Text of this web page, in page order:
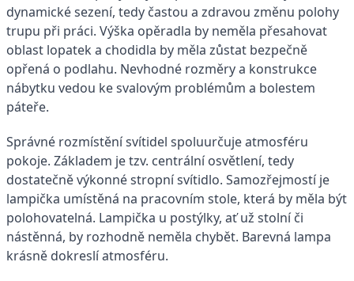
dynamické sezení, tedy častou a zdravou změnu polohy
trupu při práci. Výška opěradla by neměla přesahovat
oblast lopatek a chodidla by měla zůstat bezpečně
opřená o podlahu. Nevhodné rozměry a konstrukce
nábytku vedou ke svalovým problémům a bolestem
páteře.
Správné rozmístění svítidel spoluurčuje atmosféru
pokoje. Základem je tzv. centrální osvětlení, tedy
dostatečně výkonné stropní svítidlo. Samozřejmostí je
lampička umístěná na pracovním stole, která by měla být
polohovatelná. Lampička u postýlky, ať už stolní či
nástěnná, by rozhodně neměla chybět. Barevná lampa
krásně dokreslí atmosféru.